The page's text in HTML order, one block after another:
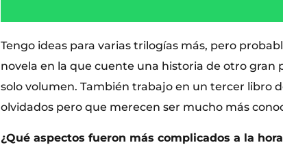
Tengo ideas para varias trilogías más, pero
novela en la que cuente una historia de otro
solo volumen. También trabajo en un tercer libro
olvidados pero que merecen ser mucho más
¿Qué aspectos fueron más complicados a la